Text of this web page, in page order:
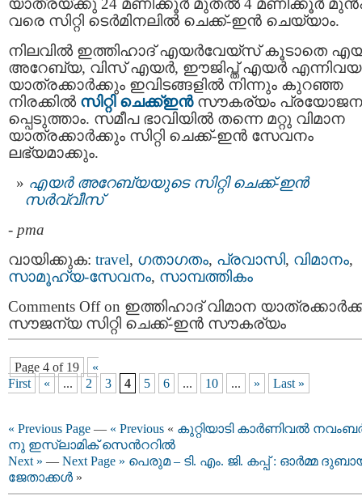
വരെ സിറ്റി ടെർമിനലിൽ ചെക്ക്-ഇൻ ചെയ്യാം.
നിലവിൽ ഇത്തിഹാദ് എയർവേയ്സ് കൂടാതെ
അറേബ്യ, വിസ് എയർ, ഈജിപ്ത് എയർ
യാത്രക്കാര്‍ക്കും ഇവിടങ്ങളില്‍ നിന്നും കുറഞ്ഞ
നിരക്കില്‍സിറ്റി ചെക്ക്ഇന്‍ സൗകര്യം പ്രയോജന
പ്പെടുത്താം. സമീപ ഭാവിയിൽ തന്നെ മറ്റു വിമാന
യാത്രക്കാർക്കും സിറ്റി ചെക്ക്-ഇന്‍ സേവനം
ലഭ്യമാക്കും.
എയര്‍ അറേബ്യയുടെ സിറ്റി ചെക്ക്-ഇന്‍
സര്‍വ്വീസ്
- pma
വായിക്കുക: travel, ഗതാഗതം, പ്രവാസി, വിമാനം,
സാമൂഹ്യ-സേവനം, സാമ്പത്തികം
Comments Offon ഇത്തിഹാദ് വിമാന
സൗജന്യ സിറ്റി ചെക്ക്-ഇന്‍ സൗകര്യം
Page 4 of 19
«
First
« ... 2 3 4 5 6 ... 10 ... » Last »
« Previous Page — « Previous « കുറ്റിയാടി കാർണിവൽ
നു ഇസ്ലാമിക് സെന്‍ററിൽ
Next » — Next Page » പെരുമ – ടി. എം. ജി. കപ്പ് : ഓർമ്മ
ജേതാക്കള്‍ »